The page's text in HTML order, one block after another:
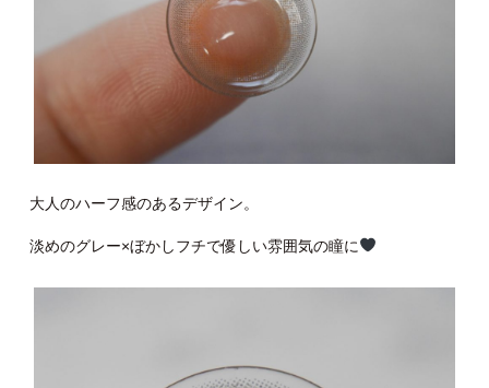
大人のハーフ感のあるデザイン。
淡めのグレー×ぼかしフチで優しい雰囲気の瞳に